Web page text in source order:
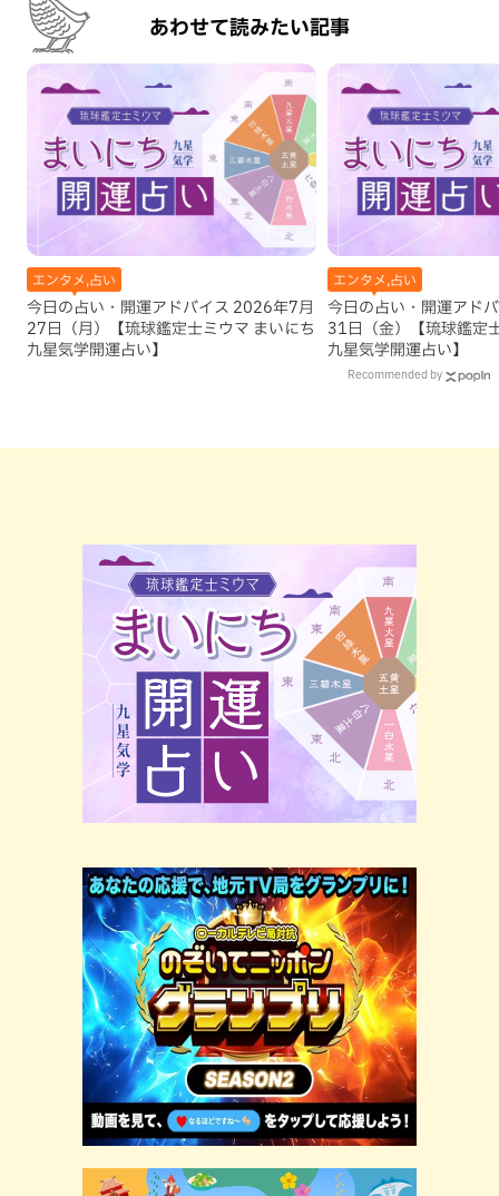
あわせて読みたい記事
エンタメ,占い
今日の占い・開運アドバイス 2026年7月
27日（月）【琉球鑑定士ミウマ まいにち
九星気学開運占い】
エンタメ,占い
今日の占い・開運アド
31日（金）【琉球鑑定
九星気学開運占い】
Recommended by